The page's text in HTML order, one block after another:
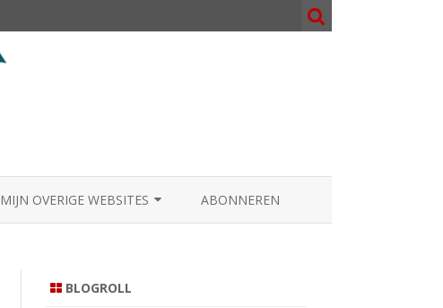
MIJN OVERIGE WEBSITES ABONNEREN
BLOGROLL